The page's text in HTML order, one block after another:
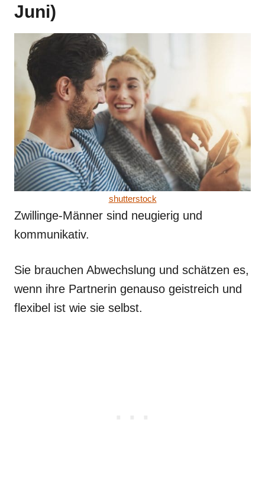
Juni)
shutterstock
Zwillinge-Männer sind neugierig und
kommunikativ.
Sie brauchen Abwechslung und schätzen es,
wenn ihre Partnerin genauso geistreich und
flexibel ist wie sie selbst.